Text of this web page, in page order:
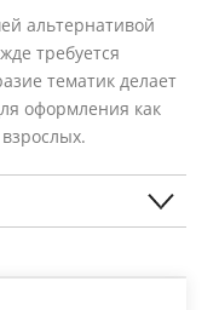
альтернативой
требуется
тематик делает
оформления как